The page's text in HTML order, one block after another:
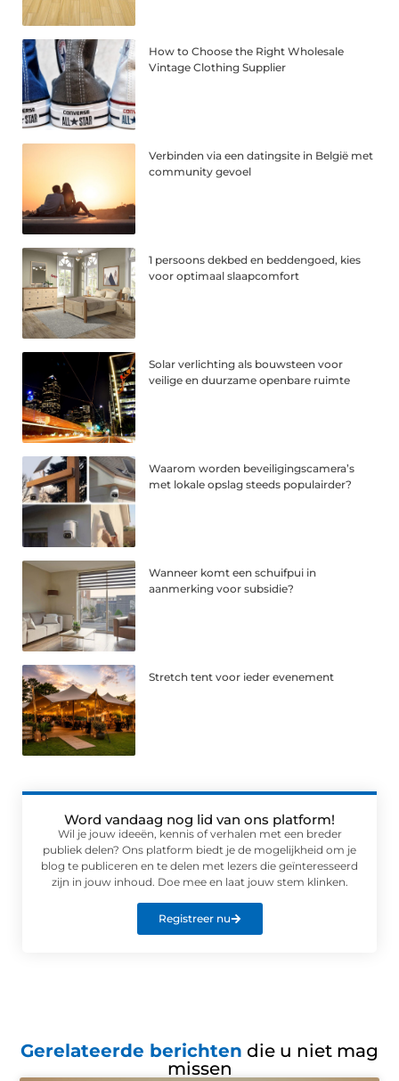
How to Choose the Right Wholesale
Vintage Clothing Supplier
Verbinden via een datingsite in België met
community gevoel
1 persoons dekbed en beddengoed, kies
voor optimaal slaapcomfort
Solar verlichting als bouwsteen voor
veilige en duurzame openbare ruimte
Waarom worden beveiligingscamera’s
met lokale opslag steeds populairder?
Wanneer komt een schuifpui in
aanmerking voor subsidie?
Stretch tent voor ieder evenement
Word vandaag nog lid van ons platform!
Wil je jouw ideeën, kennis of verhalen met een breder
publiek delen? Ons platform biedt je de mogelijkheid om je
blog te publiceren en te delen met lezers die geïnteresseerd
zijn in jouw inhoud. Doe mee en laat jouw stem klinken.
Registreer nu
Gerelateerde berichten die u niet mag
missen